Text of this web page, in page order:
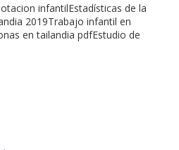
infantilEstadísticas de la
2019Trabajo infantil en
en tailandia pdfEstudio de